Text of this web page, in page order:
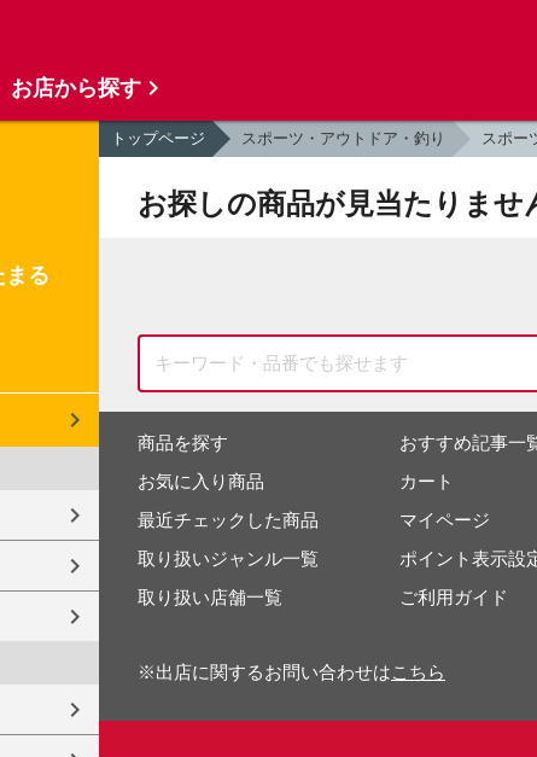
まる
トップページ スポーツ・アウトドア・釣り スポー
お探しの商品が見当たりませ
商品を探す
お気に入り商品
最近チェックした商品
取り扱いジャンル一覧
取り扱い店舗一覧
おすすめ記事一
カート
マイページ
ポイント表示設
ご利用ガイド
※出店に関するお問い合わせはこちら
お店から探す